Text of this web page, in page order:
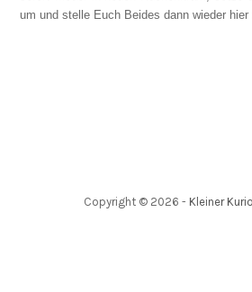
um und stelle Euch Beides dann wieder
Copyright © 2026 - Kleiner